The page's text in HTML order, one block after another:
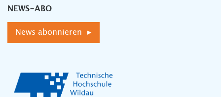
NEWS-ABO
News abonnieren ▸